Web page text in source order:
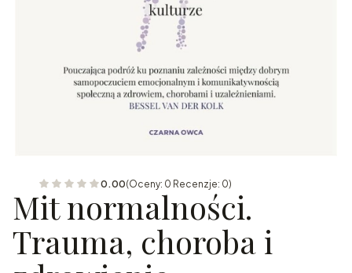
0.00(Oceny: 0 Recenzje: 0)
Mit normalności.
Trauma, choroba i